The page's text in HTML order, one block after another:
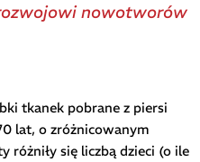
nowotworów
tkanek pobrane z piersi
lat, o zróżnicowanym
różniły się liczbą dzieci (o ile